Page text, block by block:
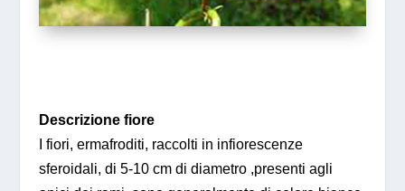
Descrizione fiore
I fiori, ermafroditi, raccolti in infiorescenze
sferoidali, di 5-10 cm di diametro ,presenti agli